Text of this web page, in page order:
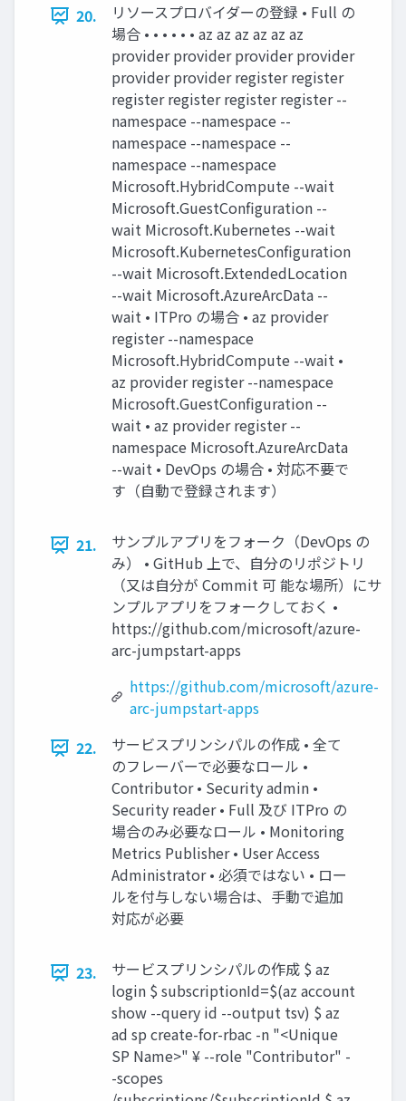
20.
リソースプロバイダーの登録 • Full の
場合 • • • • • • az az az az az az
provider provider provider provider
provider provider register register
register register register register --
namespace --namespace --
namespace --namespace --
namespace --namespace
Microsoft.HybridCompute --wait
Microsoft.GuestConfiguration --
wait Microsoft.Kubernetes --wait
Microsoft.KubernetesConfiguration
--wait Microsoft.ExtendedLocation
--wait Microsoft.AzureArcData --
wait • ITPro の場合 • az provider
register --namespace
Microsoft.HybridCompute --wait •
az provider register --namespace
Microsoft.GuestConfiguration --
wait • az provider register --
namespace Microsoft.AzureArcData
--wait • DevOps の場合 • 対応不要で
す（自動で登録されます）
21.
サンプルアプリをフォーク（DevOps の
み） • GitHub 上で、自分のリポジトリ
（又は自分が Commit 可 能な場所）にサ
ンプルアプリをフォークしておく •
https://github.com/microsoft/azure-
arc-jumpstart-apps
https://github.com/microsoft/azure-
arc-jumpstart-apps
22.
サービスプリンシパルの作成 • 全て
のフレーバーで必要なロール •
Contributor • Security admin •
Security reader • Full 及び ITPro の
場合のみ必要なロール • Monitoring
Metrics Publisher • User Access
Administrator • 必須ではない • ロー
ルを付与しない場合は、手動で追加
対応が必要
23.
サービスプリンシパルの作成 $ az
login $ subscriptionId=$(az account
show --query id --output tsv) $ az
ad sp create-for-rbac -n "<Unique
SP Name>" ¥ --role "Contributor" -
-scopes